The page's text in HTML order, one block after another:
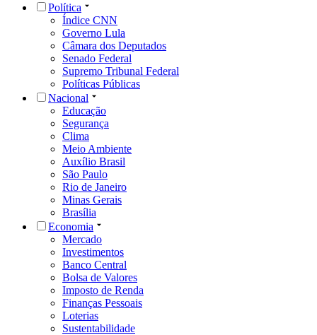
Política
Índice CNN
Governo Lula
Câmara dos Deputados
Senado Federal
Supremo Tribunal Federal
Políticas Públicas
Nacional
Educação
Segurança
Clima
Meio Ambiente
Auxílio Brasil
São Paulo
Rio de Janeiro
Minas Gerais
Brasília
Economia
Mercado
Investimentos
Banco Central
Bolsa de Valores
Imposto de Renda
Finanças Pessoais
Loterias
Sustentabilidade